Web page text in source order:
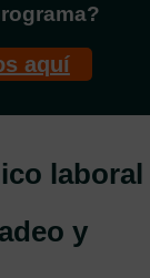
aquí
laboral
y